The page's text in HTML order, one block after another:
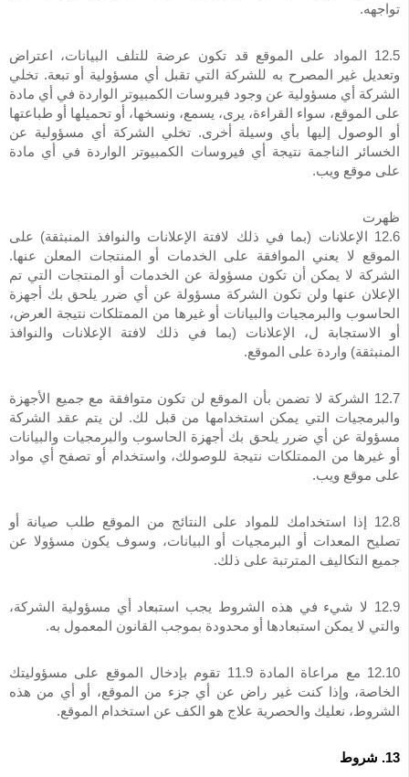
تواجهه.
12.5 المواد على الموقع قد تكون عرضة للتلف البيانات، اعتراض
وتعديل غير المصرح به للشركة التي تقبل أي مسؤولية أو تبعة. تخلي
الشركة أي مسؤولية عن وجود فيروسات الكمبيوتر الواردة في أي مادة
على الموقع، سواء القراءة، يرى، يسمع، ونسخها، أو تحميلها أو طباعتها
أو الوصول إليها بأي وسيلة أخرى. تخلي الشركة أي مسؤولية عن
الخسائر الناجمة نتيجة أي فيروسات الكمبيوتر الواردة في أي مادة
على موقع ويب.
ظهرت
12.6 الإعلانات (بما في ذلك لافتة الإعلانات والنوافذ المنبثقة) على
الموقع لا يعني الموافقة على الخدمات أو المنتجات المعلن عنها.
الشركة لا يمكن أن تكون مسؤولة عن الخدمات أو المنتجات التي تم
الإعلان عنها ولن تكون الشركة مسؤولة عن أي ضرر يلحق بك أجهزة
الحاسوب والبرمجيات والبيانات أو غيرها من الممتلكات نتيجة العرض،
أو الاستجابة ل، الإعلانات (بما في ذلك لافتة الإعلانات والنوافذ
المنبثقة) واردة على الموقع.
12.7 الشركة لا تضمن بأن الموقع لن تكون متوافقة مع جميع الأجهزة
والبرمجيات التي يمكن استخدامها من قبل لك. لن يتم عقد الشركة
مسؤولة عن أي ضرر يلحق بك أجهزة الحاسوب والبرمجيات والبيانات
أو غيرها من الممتلكات نتيجة للوصولك، واستخدام أو تصفح أي مواد
على موقع ويب.
12.8 إذا استخدامك للمواد على النتائج من الموقع طلب صيانة أو
تصليح المعدات أو البرمجيات أو البيانات، وسوف يكون مسؤولا عن
جميع التكاليف المترتبة على ذلك.
12.9 لا شيء في هذه الشروط يجب استبعاد أي مسؤولية الشركة،
والتي لا يمكن استبعادها أو محدودة بموجب القانون المعمول به.
12.10 مع مراعاة المادة 11.9 تقوم بإدخال الموقع على مسؤوليتك
الخاصة، وإذا كنت غير راض عن أي جزء من الموقع، أو أي من هذه
الشروط، نعليك والحصرية علاج هو الكف عن استخدام الموقع.
13. شروط